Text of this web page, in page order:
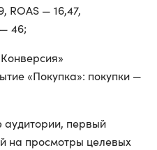
ROAS — 16,47,
46;
«Покупка»: покупки —
аудитории, первый
на просмотры целевых